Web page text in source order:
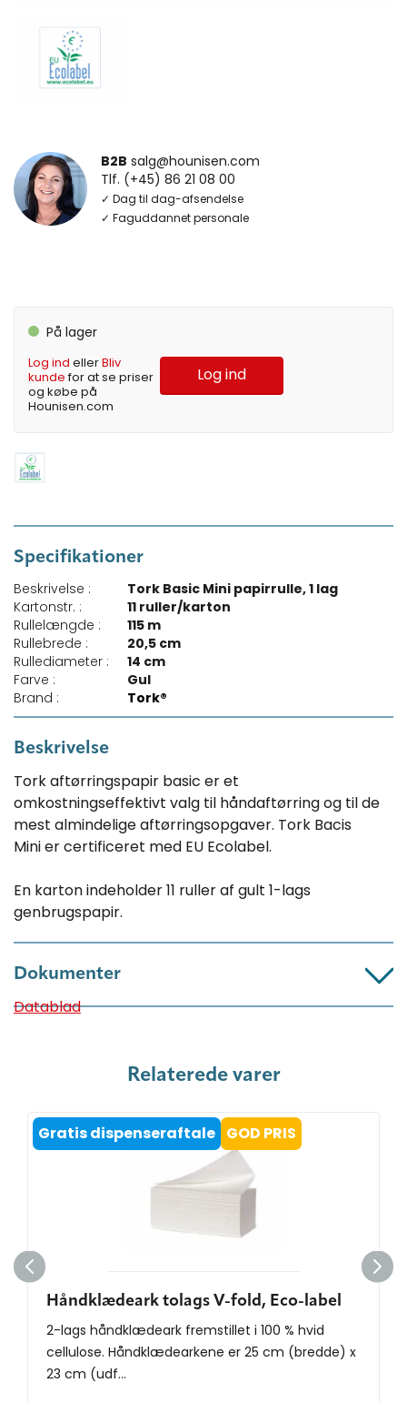
B2B salg@hounisen.com
Tlf. (+45) 86 21 08 00
✓ Dag til dag-afsendelse
✓ Faguddannet personale
På lager
Log ind ellerBliv
kundefor at se priser
og købe på
Hounisen.com
Log ind
Specifikationer
Beskrivelse :
Tork Basic Mini papirrulle, 1 lag
Kartonstr. :
11 ruller/karton
Rullelængde :
115 m
Rullebrede :
20,5 cm
Rullediameter :
14 cm
Farve :
Gul
Brand :
Tork®
Beskrivelse
Tork aftørringspapir basic er et
omkostningseffektivt valg til håndaftørring og til de
mest almindelige aftørringsopgaver. Tork Bacis
Mini er certificeret med EU Ecolabel.
En karton indeholder 11 ruller af gult 1-lags
genbrugspapir.
Dokumenter
Datablad
Relaterede varer
Gratis dispenseraftale GOD PRIS
Håndklædeark tolags V-fold, Eco-label
2-lags håndklædeark fremstillet i 100 % hvid
cellulose. Håndklædearkene er 25 cm (bredde) x
23 cm (udf...